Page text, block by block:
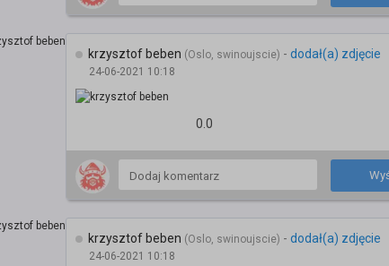
krzysztof beben (Oslo, swinoujscie) - dodał(a) zdjęcie
24-06-2021 10:18
0.0
krzysztof beben (Oslo, swinoujscie) - dodał(a) zdjęcie
24-06-2021 10:18